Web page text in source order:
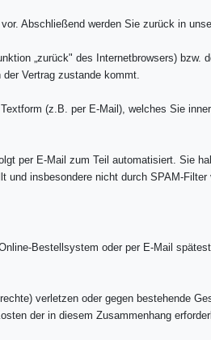
Abschließend werden Sie zurück in
„zurück" des Internetbrowsers) bzw.
Vertrag zustande kommt.
(z.B. per E-Mail), welches Sie
per E-Mail zum Teil automatisiert. Sie
insbesondere nicht durch SPAM-Filter
Bestellsystem oder per E-Mail
verletzen oder gegen bestehende
der in diesem Zusammenhang